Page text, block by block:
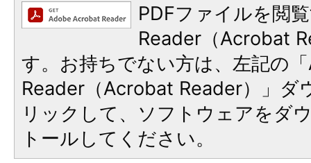
PDFファイルを閲
Reader（Acrobat
す。お持ちでない方は、左記の
Reader（Acrobat Reader）」ダ
リックして、ソフトウェアをダ
トールしてください。